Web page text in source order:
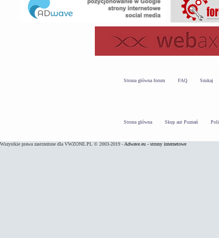
Strona główna forum FAQ Szukaj
Strona główna Skup aut Poznań
Wszystkie prawa zastrzeżone dla VWZONE.PL © 2003-2019 - Adwave.eu - strony internetowe